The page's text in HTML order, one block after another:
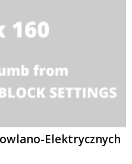
Elektrycznych